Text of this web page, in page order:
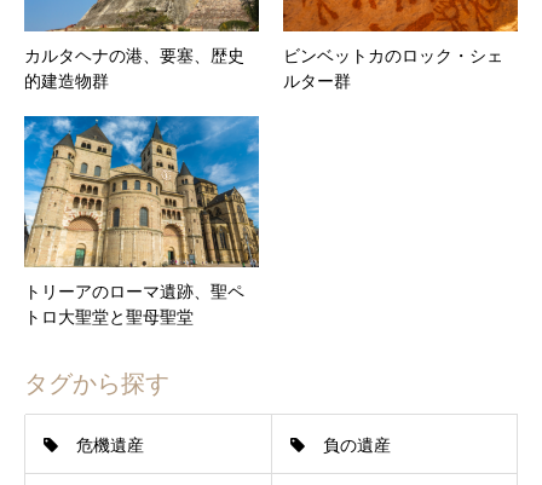
カルタヘナの港、要塞、歴史
的建造物群
ビンベットカのロック・シェ
ルター群
トリーアのローマ遺跡、聖ペ
トロ大聖堂と聖母聖堂
タグから探す
危機遺産 負の遺産